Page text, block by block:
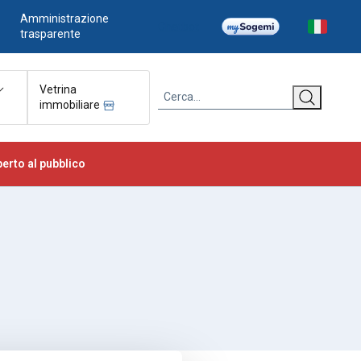
Amministrazione
trasparente
Vetrina
immobiliare
al pubblico